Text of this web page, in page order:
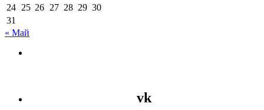
24 25 26 27 28 29 30
31
« Май
vk